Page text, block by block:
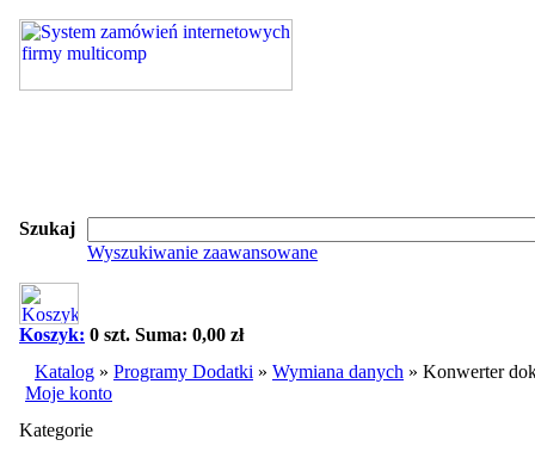
Szukaj
Wyszukiwanie zaawansowane
Koszyk: 0 szt. Suma: 0,00 zł
Katalog » Programy Dodatki » Wymiana danych » Konwerter
Moje konto
Kategorie